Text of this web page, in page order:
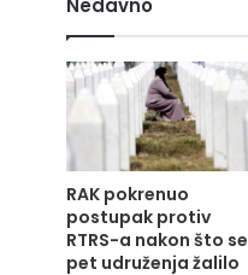
RAK pokrenuo
postupak protiv
RTRS-a nakon što se
pet udruženja žalilo